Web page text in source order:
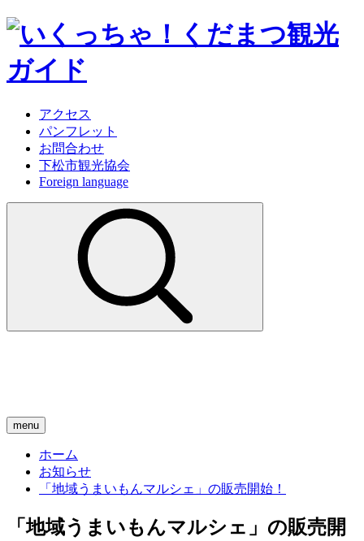
アクセス
パンフレット
お問合わせ
下松市観光協会
Foreign language
menu
ホーム
お知らせ
「地域うまいもんマルシェ」の販売開始！
「地域うまいもんマルシェ」の販売開